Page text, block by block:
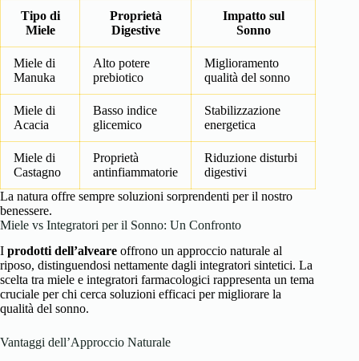
Tipo di
Miele
Proprietà
Digestive
Impatto sul
Sonno
Miele di
Manuka
Alto potere
prebiotico
Miglioramento
qualità del sonno
Miele di
Acacia
Basso indice
glicemico
Stabilizzazione
energetica
Miele di
Castagno
Proprietà
antinfiammatorie
Riduzione disturbi
digestivi
La natura offre sempre soluzioni sorprendenti per il nostro
benessere.
Miele vs Integratori per il Sonno: Un Confronto
I prodotti dell’alveare offrono un approccio naturale al
riposo, distinguendosi nettamente dagli integratori sintetici. La
scelta tra miele e integratori farmacologici rappresenta un tema
cruciale per chi cerca soluzioni efficaci per migliorare la
qualità del sonno.
Vantaggi dell’Approccio Naturale